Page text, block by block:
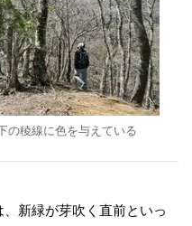
の稜線に色を与えている
新緑が芽吹く直前といっ